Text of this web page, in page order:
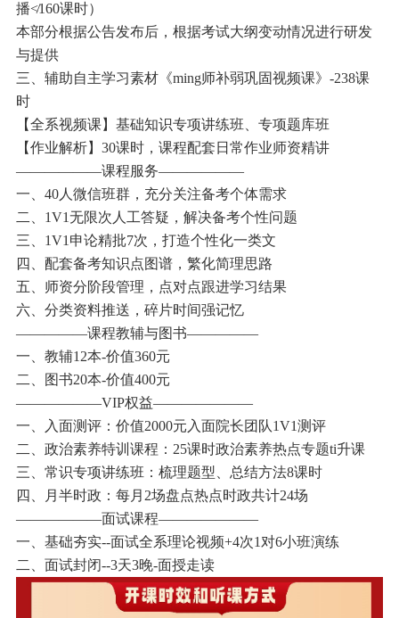
播≮160课时）
本部分根据公告发布后，根据考试大纲变动情况进行研发
与提供
三、辅助自主学习素材《ming师补弱巩固视频课》-238课
时
【全系视频课】基础知识专项讲练班、专项题库班
【作业解析】30课时，课程配套日常作业师资精讲
——————课程服务——————
一、40人微信班群，充分关注备考个体需求
二、1V1无限次人工答疑，解决备考个性问题
三、1V1申论精批7次，打造个性化一类文
四、配套备考知识点图谱，繁化简理思路
五、师资分阶段管理，点对点跟进学习结果
六、分类资料推送，碎片时间强记忆
—————课程教辅与图书—————
一、教辅12本-价值360元
二、图书20本-价值400元
——————VIP权益———————
一、入面测评：价值2000元入面院长团队1V1测评
二、政治素养特训课程：25课时政治素养热点专题ti升课
三、常识专项讲练班：梳理题型、总结方法8课时
四、月半时政：每月2场盘点热点时政共计24场
——————面试课程———————
一、基础夯实--面试全系理论视频+4次1对6小班演练
二、面试封闭--3天3晚-面授走读